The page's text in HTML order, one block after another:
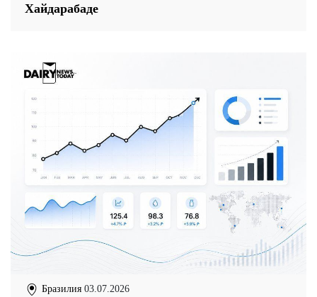
Хайдарабаде
Бразилия 03.07.2026